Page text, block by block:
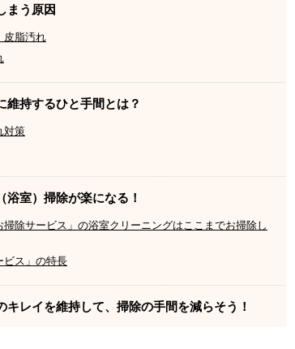
まう原因
皮脂汚れ
維持するひと手間とは？
対策
室）掃除が楽になる！
除サービス」の浴室クリーニングはここまでお掃除し
ビス」の特長
レイを維持して、掃除の手間を減らそう！